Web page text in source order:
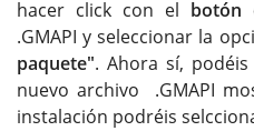
hacer click con el botón
.GMAPI y seleccionar la
paquete". Ahora sí,
nuevo archivo .GMAPI
instalación podréis